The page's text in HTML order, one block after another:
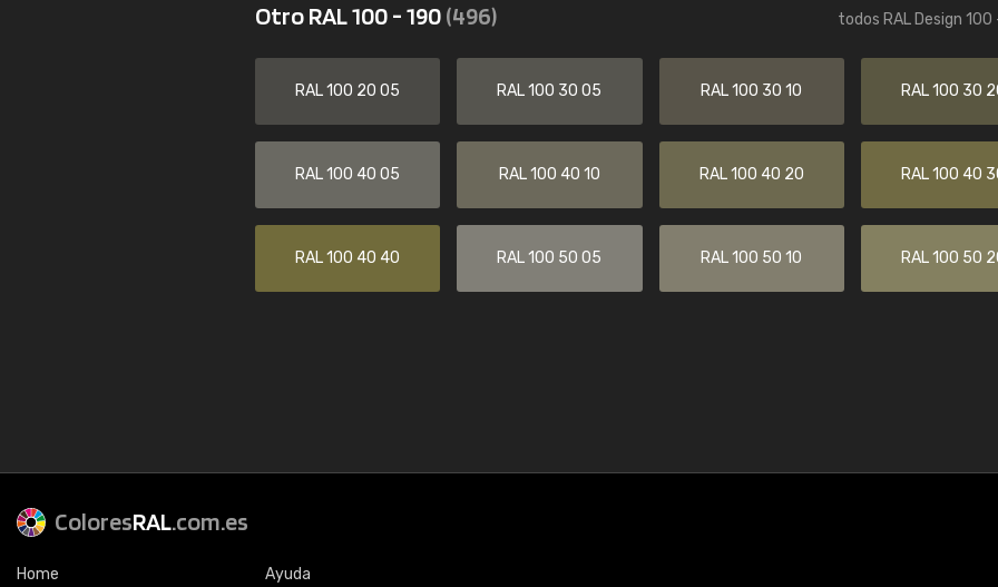
Otro RAL 100 - 190(496) todos RAL Design 100
RAL 100 20 05 RAL 100 30 05 RAL 100 30 10 RAL 100 30
RAL 100 40 05 RAL 100 40 10 RAL 100 40 20 RAL 100 40
RAL 100 40 40 RAL 100 50 05 RAL 100 50 10 RAL 100 50
ColoresRAL.com.es
Home Ayuda